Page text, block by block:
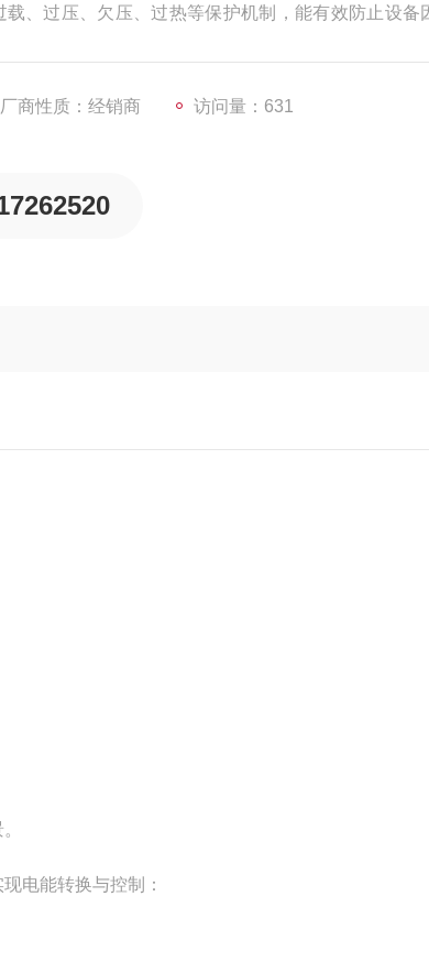
、过压、欠压、过热等保护机制，能有效防止设备
厂商性质：经销商 访问量：631
电能转换与控制：